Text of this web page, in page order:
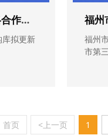
福建省中小企业公共服务平台第一批战略合作机构库拟更新名单
拟更新
福州
市第
首页 <上一页 1